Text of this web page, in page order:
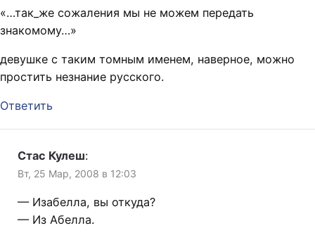
«…так_же сожаления мы не можем передать
знакомому…»
девушке с таким томным именем, наверное, можно
простить незнание русского.
Ответить
Стас Кулеш:
Вт, 25 Мар, 2008 в 12:03
— Изабелла, вы откуда?
— Из Абелла.